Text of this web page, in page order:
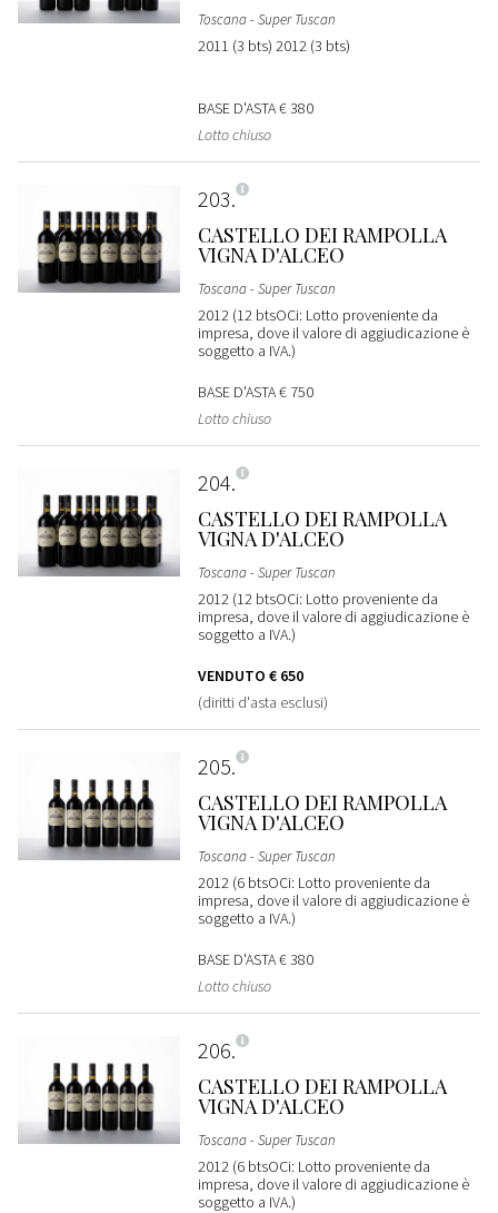
Toscana - Super Tuscan
2011 (3 bts) 2012 (3 bts)
BASE D'ASTA€ 380
Lotto chiuso
203
CASTELLO DEI RAMPOLLA
VIGNA D'ALCEO
Toscana - Super Tuscan
2012 (12 btsOCi: Lotto proveniente da
impresa, dove il valore di aggiudicazione è
soggetto a IVA.)
BASE D'ASTA€ 750
Lotto chiuso
204
CASTELLO DEI RAMPOLLA
VIGNA D'ALCEO
Toscana - Super Tuscan
2012 (12 btsOCi: Lotto proveniente da
impresa, dove il valore di aggiudicazione è
soggetto a IVA.)
VENDUTO € 650
(diritti d'asta esclusi)
205
CASTELLO DEI RAMPOLLA
VIGNA D'ALCEO
Toscana - Super Tuscan
2012 (6 btsOCi: Lotto proveniente da
impresa, dove il valore di aggiudicazione è
soggetto a IVA.)
BASE D'ASTA€ 380
Lotto chiuso
206
CASTELLO DEI RAMPOLLA
VIGNA D'ALCEO
Toscana - Super Tuscan
2012 (6 btsOCi: Lotto proveniente da
impresa, dove il valore di aggiudicazione è
soggetto a IVA.)